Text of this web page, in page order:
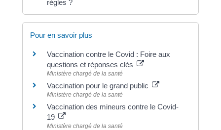
règles ?
Pour en savoir plus
Vaccination contre le Covid : Foire aux
questions et réponses clés
Ministère chargé de la santé
Vaccination pour le grand public
Ministère chargé de la santé
Vaccination des mineurs contre le Covid-
19
Ministère chargé de la santé